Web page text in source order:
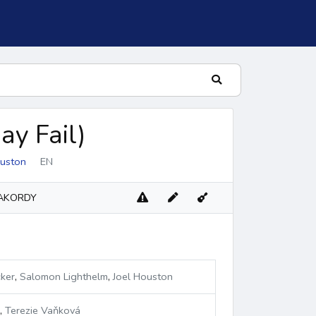
Fail)
EN
, Salomon Lighthelm, Joel Houston
, Terezie Vaňková